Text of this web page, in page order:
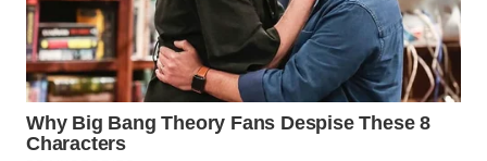
SUKABUMI
WN
PURWAKARTA
WN